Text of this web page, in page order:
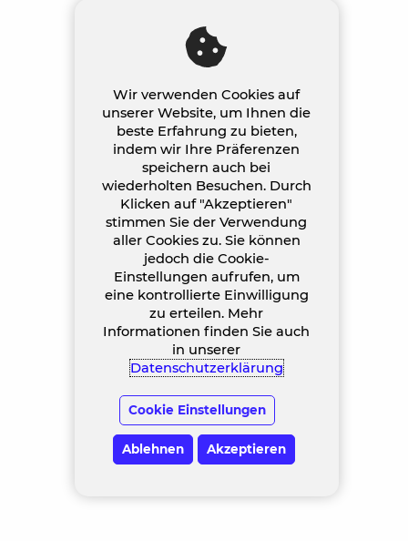
Wir verwenden Cookies auf
unserer Website, um Ihnen die
beste Erfahrung zu bieten,
indem wir Ihre Präferenzen
speichern auch bei
wiederholten Besuchen. Durch
Klicken auf "Akzeptieren"
stimmen Sie der Verwendung
aller Cookies zu. Sie können
jedoch die Cookie-
Einstellungen aufrufen, um
eine kontrollierte Einwilligung
zu erteilen. Mehr
Informationen finden Sie auch
in unserer
Datenschutzerklärung
Cookie Einstellungen
Ablehnen Akzeptieren